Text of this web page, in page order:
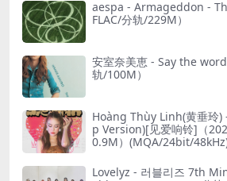
aespa - Armageddon -
FLAC/分轨/229M）
安室奈美恵 - Say the
轨/100M）
Hoàng Thùy Linh(黄垂玲)
p Version)[见爱响铃]（
0.9M）(MQA/24bit/
Lovelyz - 러블리즈 7th